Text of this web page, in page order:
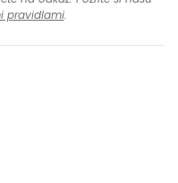
pravidlami.